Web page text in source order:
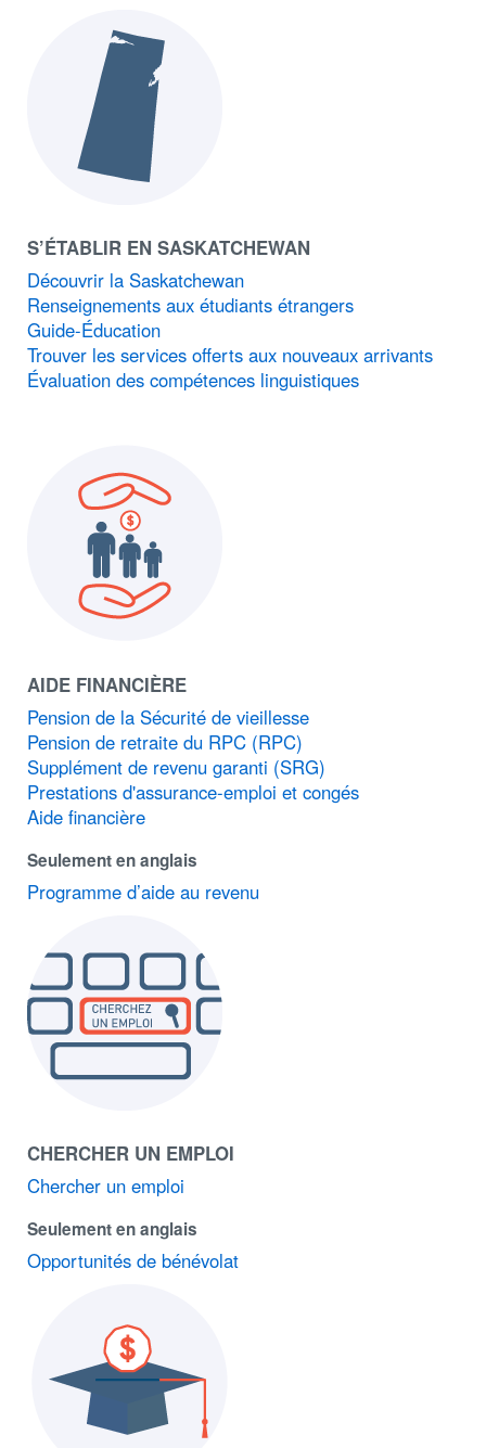
S’ÉTABLIR EN SASKATCHEWAN
Découvrir la Saskatchewan
Renseignements aux étudiants étrangers
Guide-Éducation
Trouver les services offerts aux nouveaux arrivants
Évaluation des compétences linguistiques
AIDE FINANCIÈRE
Pension de la Sécurité de vieillesse
Pension de retraite du RPC (RPC)
Supplément de revenu garanti (SRG)
Prestations d'assurance-emploi et congés
Aide financière
Seulement en anglais
Programme d’aide au revenu
CHERCHER UN EMPLOI
Chercher un emploi
Seulement en anglais
Opportunités de bénévolat